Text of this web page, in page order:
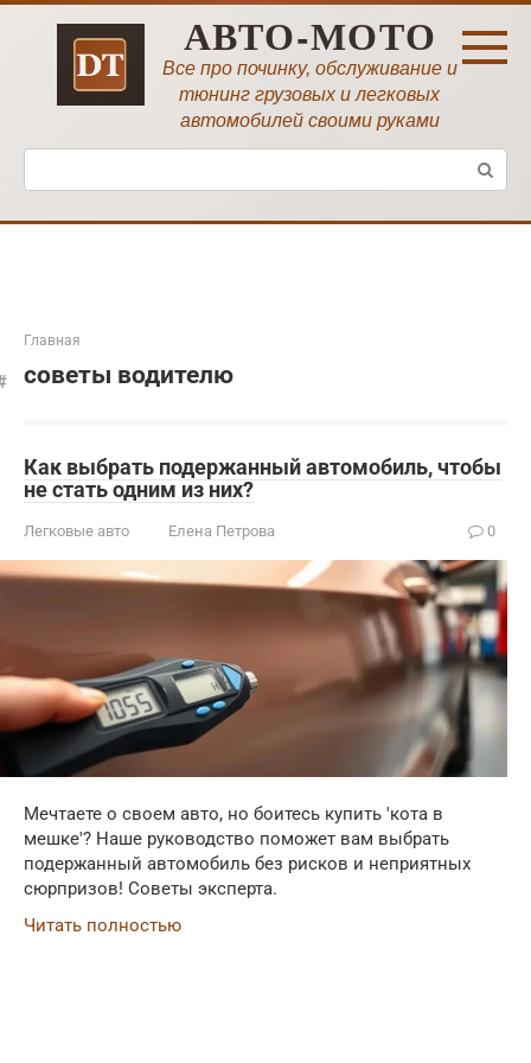
Перейти
АВТО-МОТО
Все про починку, обслуживание и
тюнинг грузовых и легковых
автомобилей своими руками
Поиск:
Главная
советы водителю
Как выбрать подержанный автомобиль, чтобы
не стать одним из них?
Легковые авто Елена Петрова 0
Мечтаете о своем авто, но боитесь купить 'кота в
мешке'? Наше руководство поможет вам выбрать
подержанный автомобиль без рисков и неприятных
сюрпризов! Советы эксперта.
Читать полностью